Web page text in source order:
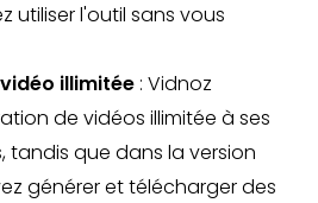
utiliser l'outil sans vous
illimitée : Vidnoz
de vidéos illimitée à ses
tandis que dans la version
générer et télécharger des